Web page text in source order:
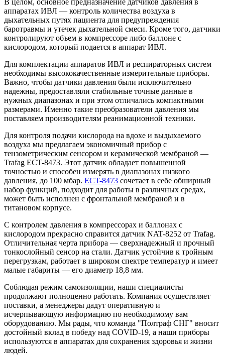
аппаратах ИВЛ ― контроль количества воздуха в
дыхательных путях пациента для предупреждения
баротравмы и утечек дыхательной смеси. Кроме того, датчики
контролируют объем в компрессоре либо баллоне с
кислородом, который подается в аппарат ИВЛ.
Для комплектации аппаратов ИВЛ и респираторных систем
необходимы высококачественные измерительные приборы.
Важно, чтобы датчики давления были исключительно
надежны, предоставляли стабильные точные данные в
нужных диапазонах и при этом отличались компактными
размерами. Именно такие преобразователи давления мы
поставляем производителям реанимационной техники.
Для контроля подачи кислорода на вдохе и выдыхаемого
воздуха мы предлагаем экономичный прибор с
тензометрическим сенсором и керамической мембраной ―
Trafag ECT-8473. Этот датчик обладает повышенной
точностью и способен измерять в диапазонах низкого
давления, до 100 мбар. ECT-8473 сочетает в себе обширный
набор функций, подходит для работы в различных средах,
может быть исполнен с фронтальной мембраной и в
титановом корпусе.
С контролем давления в компрессорах и баллонах с
кислородом прекрасно справится датчик NAT-8252 от Trafag.
Отличительная черта прибора ― сверхнадежный и прочный
тонкослойный сенсор на стали. Датчик устойчив к тройным
перегрузкам, работает в широком спектре температур и имеет
малые габариты ― его диаметр 18,8 мм.
Соблюдая режим самоизоляции, наши специалисты
продолжают полноценно работать. Компания осуществляет
поставки, а менеджеры дадут оперативную и
исчерпывающую информацию по необходимому вам
оборудованию. Мы рады, что команда "Полтраф СНГ" вносит
достойный вклад в победу над COVID-19, а наши приборы
используются в аппаратах для сохранения здоровья и жизни
людей.